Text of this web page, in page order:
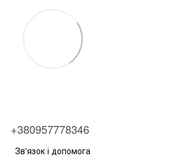
+380957778346
Зв'язок і допомога